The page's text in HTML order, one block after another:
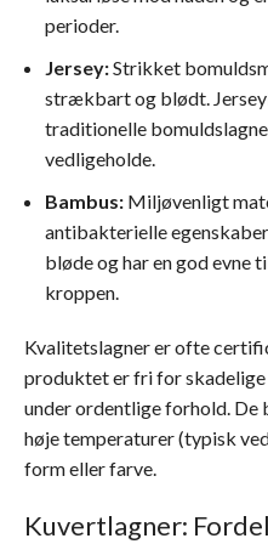
perioder.
Jersey:Strikket
strækbart og blødt.
traditionelle
vedligeholde.
Bambus: Miljøvenligt
antibakterielle
bløde og har en god
kroppen.
Kvalitetslagner er ofte
produktet er fri for
under ordentlige forhold. De
høje temperaturer (typisk
form eller farve.
Kuvertlagner: